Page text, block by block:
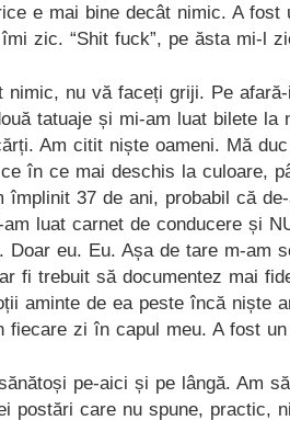
e mai bine decât nimic. A
zic. “Shit fuck”, pe ăsta mi-l
nimic, nu vă faceți griji. Pe
tatuaje și mi-am luat bilete la
Am citit niște oameni. Mă
în ce mai deschis la culoare,
împlinit 37 de ani, probabil că
luat carnet de conducere și
Doar eu. Eu. Așa de tare m-am
fi trebuit să documentez mai
aminte de ea peste încă niște
zi în capul meu. A fost un
pe-aici și pe lângă. Am
postări care nu spune, practic,